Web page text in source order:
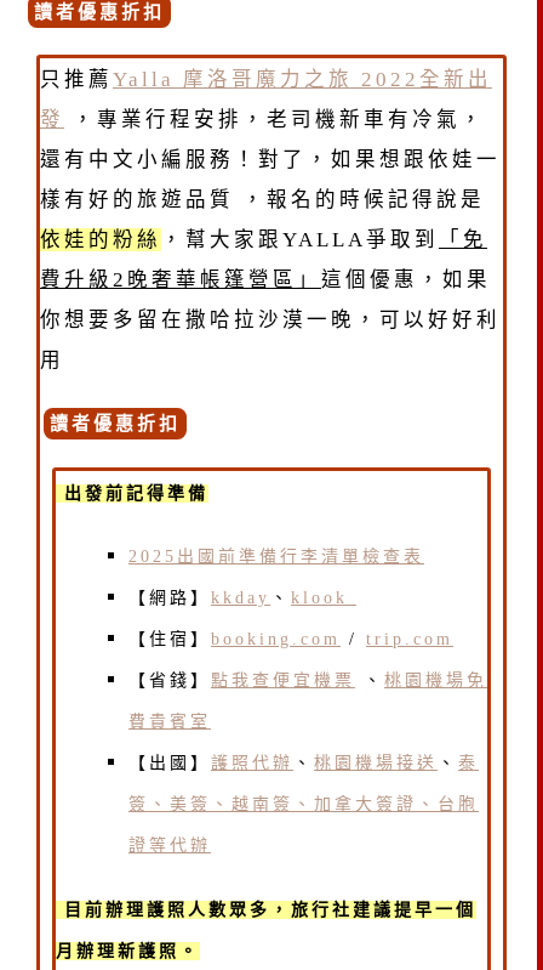
讀者優惠折扣
只推薦 Yalla 摩洛哥魔力之旅 2022全新出
發
，專業行程安排，老司機新車有冷氣，
還有中文小編服務！對了，如果想跟依娃一
樣有好的旅遊品質 ，報名的時候記得說是
依娃的粉絲 ，幫大家跟YALLA爭取到
「免
費升級2晚奢華帳篷營區」 這個優惠，如果
你想要多留在撒哈拉沙漠一晚，可以好好利
用
讀者優惠折扣
出發前記得準備
2025出國前準備行李清單檢查表
【網路】 kkday 、 klook
【住宿】 booking.com / trip.com
【省錢】 點我查便宜機票 、 桃園機場免
費貴賓室
【出國】 護照代辦 、 桃園機場接送 、 泰
簽、美簽、越南簽、加拿大簽證、台胞
證等代辦
目前辦理護照人數眾多，旅行社建議提早一個
月辦理新護照。